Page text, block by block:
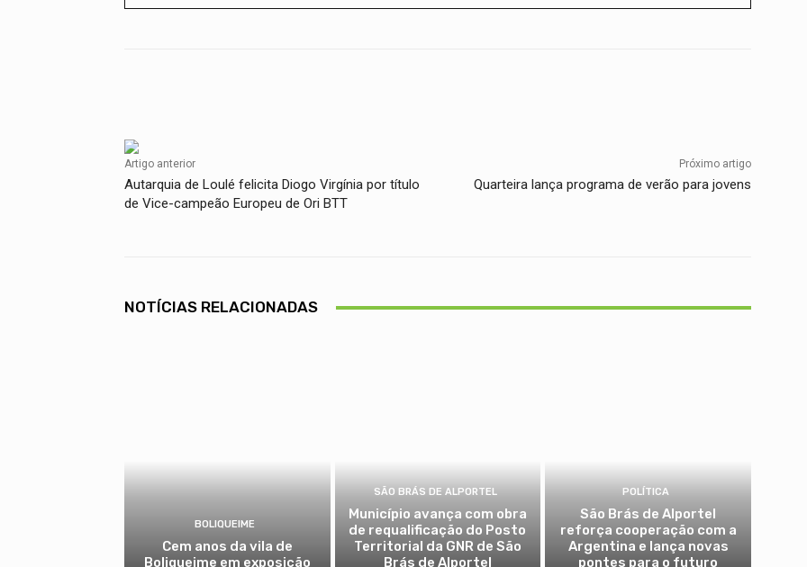
Artigo anterior
Autarquia de Loulé felicita Diogo Virgínia por título
de Vice-campeão Europeu de Ori BTT
Próximo artigo
Quarteira lança programa de verão para jovens
NOTÍCIAS RELACIONADAS
BOLIQUEIME
Cem anos da vila de
Boliqueime em exposição
SÃO BRÁS DE ALPORTEL
Município avança com obra
de requalificação do Posto
Territorial da GNR de São
Brás de Alportel
POLÍTICA
São Brás de Alportel
reforça cooperação com a
Argentina e lança novas
pontes para o futuro